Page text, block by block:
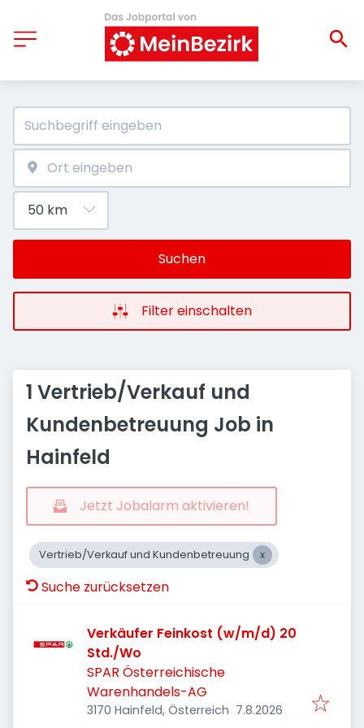
Suchen
Filter einschalten
1 Vertrieb/Verkauf und
Kundenbetreuung Job in
Hainfeld
Jetzt Jobalarm aktivieren!
Vertrieb/Verkauf und Kundenbetreuung
Suche zurücksetzen
Verkäufer Feinkost (w/m/d) 20
Std./Wo
SPAR Österreichische
Warenhandels-AG
3170 Hainfeld, Österreich Veröffentlicht:
7.8.2026